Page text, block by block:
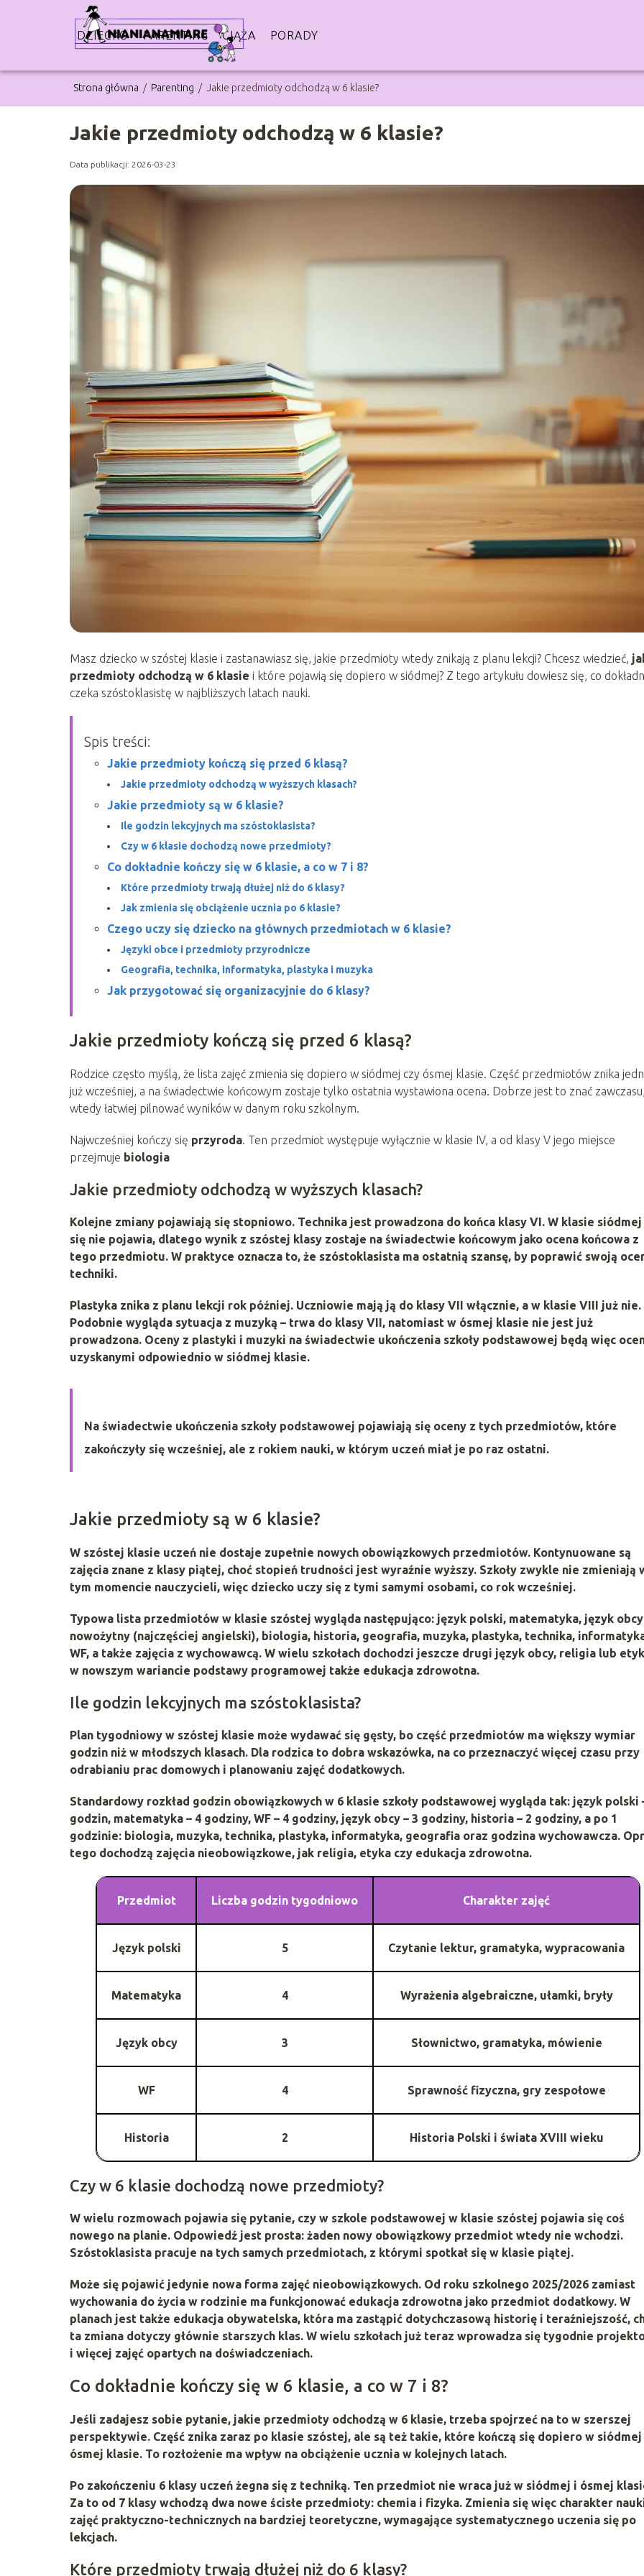
DZIECKO PARENTING CIĄŻA PORADY
Strona główna / Parenting / Jakie przedmioty odchodzą w 6 klasie?
Jakie przedmioty odchodzą w 6 klasie?
Data publikacji: 2026-03-23
Masz dziecko w szóstej klasie i zastanawiasz się, jakie przedmioty wtedy znikają z planu lekcji? Chcesz wiedzieć,
przedmioty odchodzą w 6 klasie i które pojawią się dopiero w siódmej? Z tego artykułu dowiesz się, co
czeka szóstoklasistę w najbliższych latach nauki.
Spis treści:
Jakie przedmioty kończą się przed 6 klasą?
Jakie przedmioty odchodzą w wyższych klasach?
Jakie przedmioty są w 6 klasie?
Ile godzin lekcyjnych ma szóstoklasista?
Czy w 6 klasie dochodzą nowe przedmioty?
Co dokładnie kończy się w 6 klasie, a co w 7 i 8?
Które przedmioty trwają dłużej niż do 6 klasy?
Jak zmienia się obciążenie ucznia po 6 klasie?
Czego uczy się dziecko na głównych przedmiotach w 6 klasie?
Języki obce i przedmioty przyrodnicze
Geografia, technika, informatyka, plastyka i muzyka
Jak przygotować się organizacyjnie do 6 klasy?
Jakie przedmioty kończą się przed 6 klasą?
Rodzice często myślą, że lista zajęć zmienia się dopiero w siódmej czy ósmej klasie. Część przedmiotów znika
już wcześniej, a na świadectwie końcowym zostaje tylko ostatnia wystawiona ocena. Dobrze jest to znać
wtedy łatwiej pilnować wyników w danym roku szkolnym.
Najwcześniej kończy się przyroda. Ten przedmiot występuje wyłącznie w klasie IV, a od klasy V jego miejsce
przejmuje biologia
Jakie przedmioty odchodzą w wyższych klasach?
Kolejne zmiany pojawiają się stopniowo. Technika jest prowadzona do końca klasy VI. W klasie
się nie pojawia, dlatego wynik z szóstej klasy zostaje na świadectwie końcowym jako ocena końcowa z
tego przedmiotu. W praktyce oznacza to, że szóstoklasista ma ostatnią szansę, by poprawić swoją
techniki.
Plastyka znika z planu lekcji rok później. Uczniowie mają ją do klasy VII włącznie, a w klasie VIII już nie.
Podobnie wygląda sytuacja z muzyką – trwa do klasy VII, natomiast w ósmej klasie nie jest już
prowadzona. Oceny z plastyki i muzyki na świadectwie ukończenia szkoły podstawowej będą więc
uzyskanymi odpowiednio w siódmej klasie.
Na świadectwie ukończenia szkoły podstawowej pojawiają się oceny z tych przedmiotów, które
zakończyły się wcześniej, ale z rokiem nauki, w którym uczeń miał je po raz ostatni.
Jakie przedmioty są w 6 klasie?
W szóstej klasie uczeń nie dostaje zupełnie nowych obowiązkowych przedmiotów. Kontynuowane są
zajęcia znane z klasy piątej, choć stopień trudności jest wyraźnie wyższy. Szkoły zwykle nie zmieniają
tym momencie nauczycieli, więc dziecko uczy się z tymi samymi osobami, co rok wcześniej.
Typowa lista przedmiotów w klasie szóstej wygląda następująco: język polski, matematyka, język obcy
nowożytny (najczęściej angielski), biologia, historia, geografia, muzyka, plastyka, technika,
WF, a także zajęcia z wychowawcą. W wielu szkołach dochodzi jeszcze drugi język obcy, religia lub
w nowszym wariancie podstawy programowej także edukacja zdrowotna.
Ile godzin lekcyjnych ma szóstoklasista?
Plan tygodniowy w szóstej klasie może wydawać się gęsty, bo część przedmiotów ma większy wymiar
godzin niż w młodszych klasach. Dla rodzica to dobra wskazówka, na co przeznaczyć więcej czasu przy
odrabianiu prac domowych i planowaniu zajęć dodatkowych.
Standardowy rozkład godzin obowiązkowych w 6 klasie szkoły podstawowej wygląda tak: język polski
godzin, matematyka – 4 godziny, WF – 4 godziny, język obcy – 3 godziny, historia – 2 godziny, a po 1
godzinie: biologia, muzyka, technika, plastyka, informatyka, geografia oraz godzina wychowawcza.
tego dochodzą zajęcia nieobowiązkowe, jak religia, etyka czy edukacja zdrowotna.
Przedmiot Liczba godzin tygodniowo Charakter zajęć
Język polski 5 Czytanie lektur, gramatyka, wypracowania
Matematyka 4 Wyrażenia algebraiczne, ułamki, bryły
Język obcy 3 Słownictwo, gramatyka, mówienie
WF 4 Sprawność fizyczna, gry zespołowe
Historia 2 Historia Polski i świata XVIII wieku
Czy w 6 klasie dochodzą nowe przedmioty?
W wielu rozmowach pojawia się pytanie, czy w szkole podstawowej w klasie szóstej pojawia się coś
nowego na planie. Odpowiedź jest prosta: żaden nowy obowiązkowy przedmiot wtedy nie wchodzi.
Szóstoklasista pracuje na tych samych przedmiotach, z którymi spotkał się w klasie piątej.
Może się pojawić jedynie nowa forma zajęć nieobowiązkowych. Od roku szkolnego 2025/2026 zamiast
wychowania do życia w rodzinie ma funkcjonować edukacja zdrowotna jako przedmiot dodatkowy. W
planach jest także edukacja obywatelska, która ma zastąpić dotychczasową historię i teraźniejszość,
ta zmiana dotyczy głównie starszych klas. W wielu szkołach już teraz wprowadza się tygodnie
i więcej zajęć opartych na doświadczeniach.
Co dokładnie kończy się w 6 klasie, a co w 7 i 8?
Jeśli zadajesz sobie pytanie, jakie przedmioty odchodzą w 6 klasie, trzeba spojrzeć na to w szerszej
perspektywie. Część znika zaraz po klasie szóstej, ale są też takie, które kończą się dopiero w siódmej
ósmej klasie. To rozłożenie ma wpływ na obciążenie ucznia w kolejnych latach.
Po zakończeniu 6 klasy uczeń żegna się z techniką. Ten przedmiot nie wraca już w siódmej i ósmej
Za to od 7 klasy wchodzą dwa nowe ścisłe przedmioty: chemia i fizyka. Zmienia się więc charakter
zajęć praktyczno-technicznych na bardziej teoretyczne, wymagające systematycznego uczenia się po
lekcjach.
Które przedmioty trwają dłużej niż do 6 klasy?